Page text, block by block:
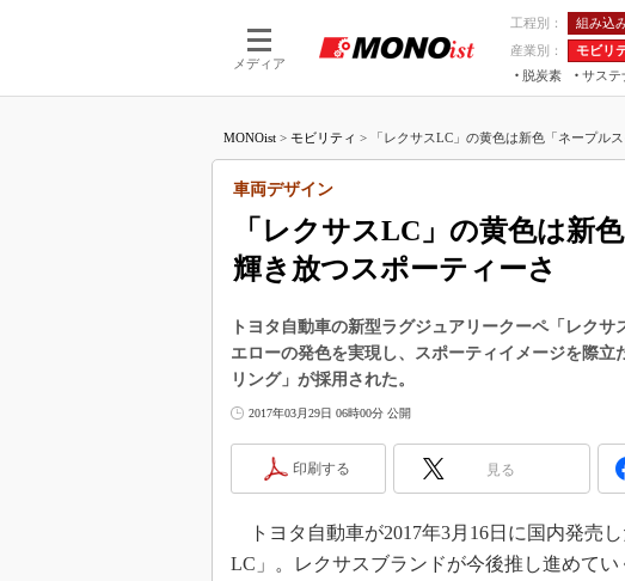
メディア
工程別： 組み込
産業別：
モビリ
脱炭素
サステ
つながる工場AI×設備保全
MONOist > モビリティ > 「レクサスLC」の黄色は新色「ネープルス
「レクサスLC」の黄色は新
輝き放つスポーティーさ
車両デザイン
トヨタ自動車の新型ラグジュアリークーペ「レク
エローの発色を実現し、スポーティイメージを際
リング」が採用された。
2017年03月29日 06時00分 公開
印刷する 見る
トヨタ自動車が2017年3月16日に国内発売
LC」。レクサスブランドが今後推し進めて